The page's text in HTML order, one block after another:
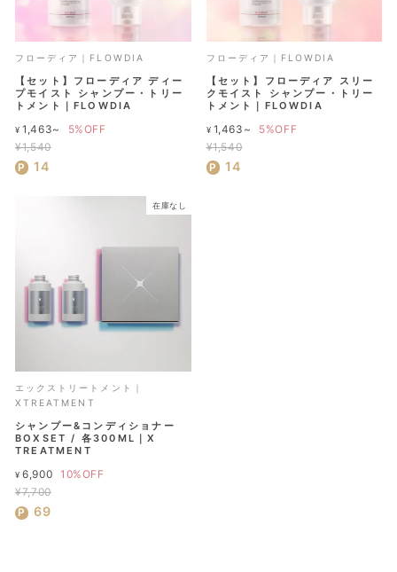
フローディア｜FLOWDIA
【セット】フローディア ディー
プモイスト シャンプー・トリー
トメント｜FLOWDIA
¥ 1,463~ 5%OFF
¥1,540
セ
14
フローディア｜FLOWDIA
【セット】フローディア スリー
クモイスト シャンプー・トリー
トメント｜FLOWDIA
¥ 1,463~ 5%OFF
¥1,540
セ
14
在庫なし
エックストリートメント｜
XTREATMENT
シャンプー&コンディショナー
BOXSET / 各300ML｜X
TREATMENT
¥ 6,900 10%OFF
¥7,700
セ
69